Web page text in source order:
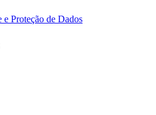
Proteção de Dados